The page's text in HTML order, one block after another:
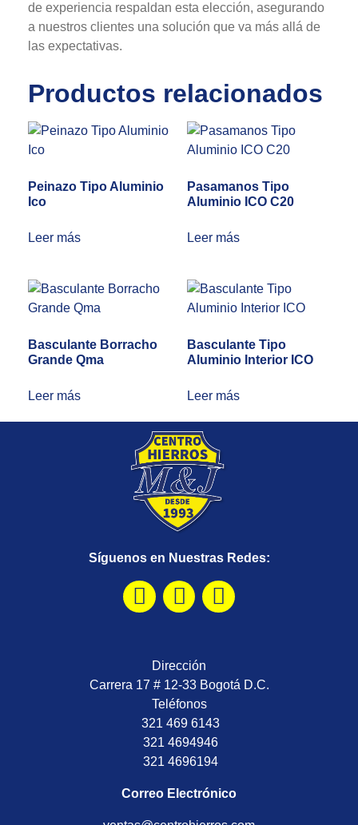
de experiencia respaldan esta elección, asegurando
a nuestros clientes una solución que va más allá de
las expectativas.
Productos relacionados
Peinazo Tipo Aluminio
Ico
Leer más
Pasamanos Tipo
Aluminio ICO C20
Leer más
Basculante Borracho
Grande Qma
Leer más
Basculante Tipo
Aluminio Interior ICO
Leer más
Síguenos en Nuestras Redes:
Dirección
Carrera 17 # 12-33 Bogotá D.C.
Teléfonos
321 469 6143
321 4694946
321 4696194
Correo Electrónico